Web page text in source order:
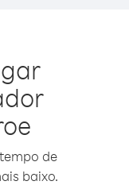
de
baixo.